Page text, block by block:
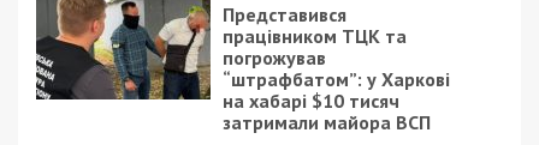
Представився
працівником ТЦК та
погрожував
“штрафбатом”: у Харкові
на хабарі $10 тисяч
затримали майора ВСП